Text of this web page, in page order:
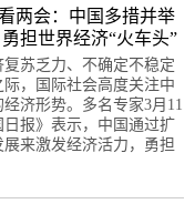
两会：中国多措并举
担世界经济“火车头”
苏乏力、不确定不稳定
际，国际社会高度关注中
经济形势。多名专家3月11
日报》表示，中国通过扩
来激发经济活力，勇担